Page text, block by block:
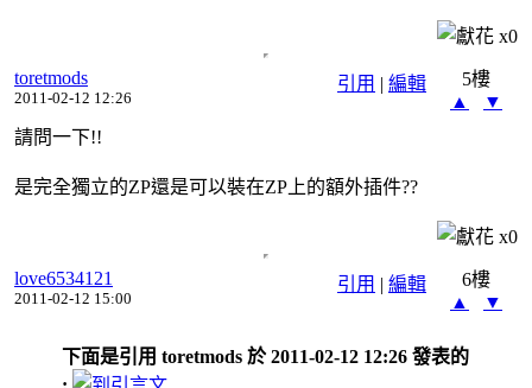
x0
引用 | 編輯
toretmods
2011-02-12 12:26
5樓
▲
▼
請問一下!!
是完全獨立的ZP還是可以裝在ZP上的額外插件??
x0
引用 | 編輯
love6534121
2011-02-12 15:00
6樓
▲
▼
下面是引用 toretmods 於 2011-02-12 12:26 發表的